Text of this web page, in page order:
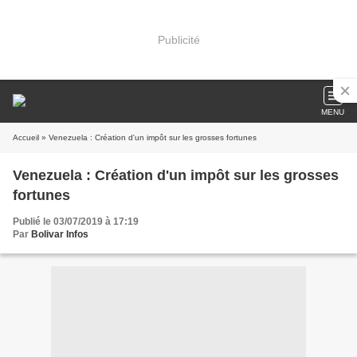
Publicité
MENU
Accueil » Venezuela : Création d'un impôt sur les grosses fortunes
Venezuela : Création d'un impôt sur les grosses
fortunes
Publié le 03/07/2019 à 17:19
Par Bolivar Infos